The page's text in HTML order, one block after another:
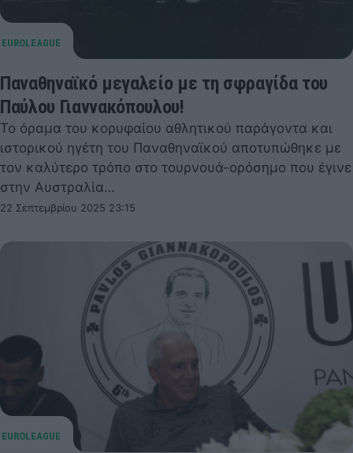
Παναθηναϊκό μεγαλείο με τη σφραγίδα του
Παύλου Γιαννακόπουλου!
Το όραμα του κορυφαίου αθλητικού παράγοντα και
ιστορικού ηγέτη του Παναθηναϊκού αποτυπώθηκε με
τον καλύτερο τρόπο στο τουρνουά-ορόσημο που έγινε
στην Αυστραλία…
22 Σεπτεμβρίου 2025 23:15